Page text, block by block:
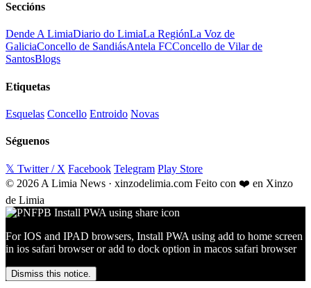
Seccións
Dende A LimiaDiario do LimiaLa RegiónLa Voz de
GaliciaConcello de SandiásAntela FCConcello de Vilar de
SantosBlogs
Etiquetas
Esquelas Concello Entroido Novas
Séguenos
𝕏 Twitter / X Facebook Telegram Play Store
© 2026 A Limia News · xinzodelimia.com Feito con ❤️ en Xinzo
de Limia
For IOS and IPAD browsers, Install PWA using add to home screen
in ios safari browser or add to dock option in macos safari browser
Dismiss this notice.